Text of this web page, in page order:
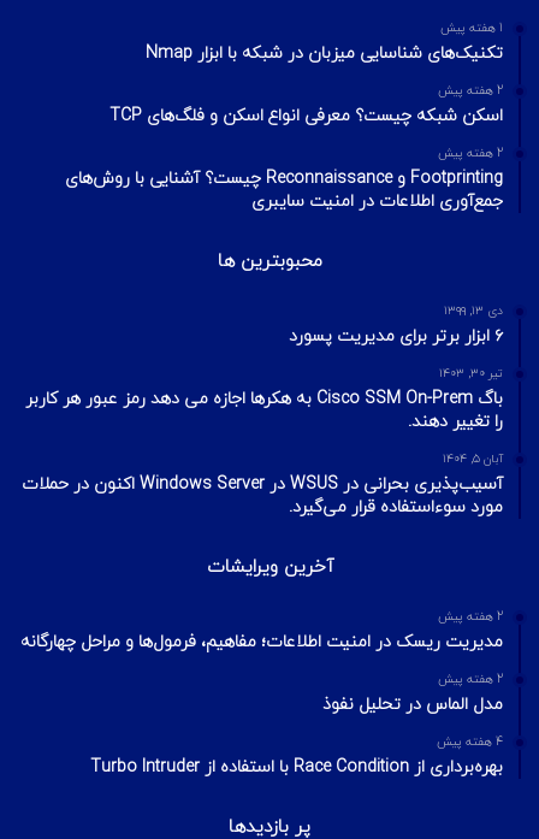
1 هفته پیش
تکنیک‌های شناسایی میزبان در شبکه با ابزار Nmap
2 هفته پیش
اسکن شبکه چیست؟ معرفی انواع اسکن و فلگ‌های TCP
2 هفته پیش
Footprinting و Reconnaissance چیست؟ آشنایی با روش‌های
جمع‌آوری اطلاعات در امنیت سایبری
محبوبترین ها
دی ۱۳, ۱۳۹۹
۶ ابزار برتر برای مدیریت پسورد
تیر ۳۰, ۱۴۰۳
باگ Cisco SSM On-Prem به هکرها اجازه می دهد رمز عبور هر کاربر
را تغییر دهند.
آبان ۵, ۱۴۰۴
آسیب‌پذیری بحرانی در WSUS در Windows Server اکنون در حملات
مورد سوءاستفاده قرار می‌گیرد.
آخرین ویرایشات
2 هفته پیش
مدیریت ریسک در امنیت اطلاعات؛ مفاهیم، فرمول‌ها و مراحل چهارگانه
2 هفته پیش
مدل الماس در تحلیل نفوذ
4 هفته پیش
بهره‌برداری از Race Condition با استفاده از Turbo Intruder
پر بازدیدها